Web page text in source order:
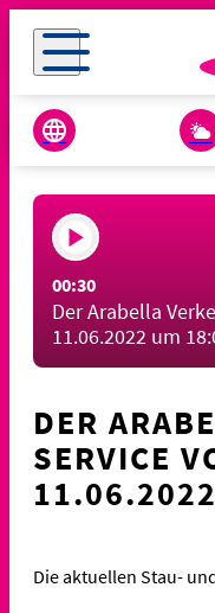
00:30
Der Arabella
11.06.2022 um
DER
SERVICE
Die aktuellen Stau-